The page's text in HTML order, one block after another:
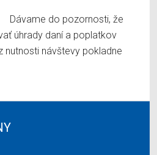
Dávame do pozornosti, že
úhrady daní a poplatkov
nutnosti návštevy pokladne